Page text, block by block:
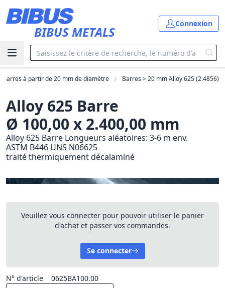
BIBUS METALS
Connexion
Barres à partir de 20 mm de diamètre Barres > 20 mm Alloy 625 (2.4856)
Alloy 625 Barre
Ø 100,00 x 2.400,00 mm
Alloy 625 Barre Longueurs aléatoires: 3-6 m env.
ASTM B446 UNS N06625
traité thermiquement décalaminé
Veuillez vous connecter pour pouvoir utiliser le panier
d'achat et passer vos commandes.
Se connecter
N° d'article
0625BA100.00